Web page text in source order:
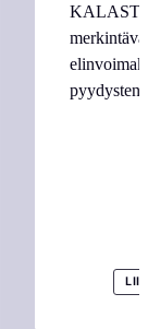
pyydysten